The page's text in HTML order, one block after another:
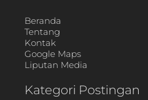
Beranda
Tentang
Kontak
Google Maps
Liputan Media
Kategori Postingan